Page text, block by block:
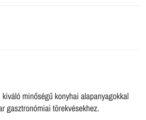
minőségű konyhai alapanyagokkal
gasztronómiai törekvésekhez.